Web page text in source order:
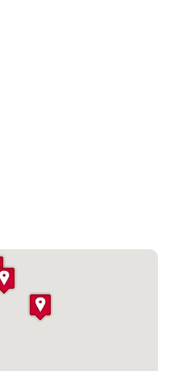
портвейнов
и приятные
можно
без местного гида
по